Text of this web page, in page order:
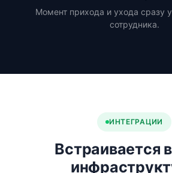
Момент прихода и ухода сразу
сотрудника.
ИНТЕГРАЦИИ
Встраивается